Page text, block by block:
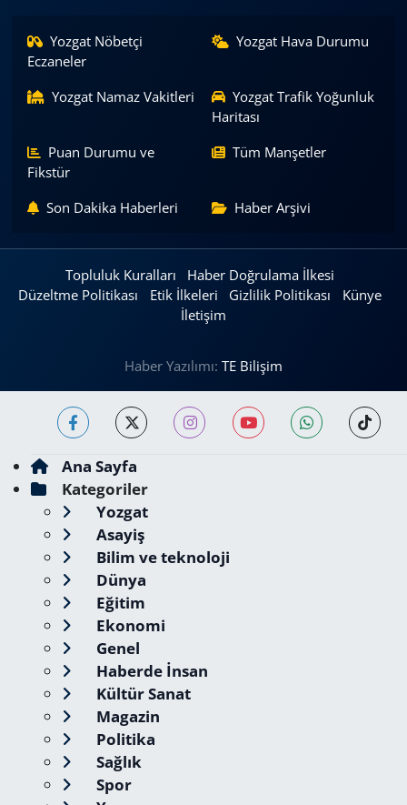
Yozgat Nöbetçi
Eczaneler
Yozgat Hava Durumu
Yozgat Namaz Vakitleri
Yozgat Trafik Yoğunluk
Haritası
Puan Durumu ve
Fikstür
Tüm Manşetler
Son Dakika Haberleri Haber Arşivi
Topluluk Kuralları
Haber Doğrulama İlkesi
Düzeltme Politikası
Etik İlkeleri Gizlilik Politikası
Künye
İletişim
Haber Yazılımı: TE Bilişim
Ana Sayfa
Kategoriler
Yozgat
Asayiş
Bilim ve teknoloji
Dünya
Eğitim
Ekonomi
Genel
Haberde İnsan
Kültür Sanat
Magazin
Politika
Sağlık
Spor